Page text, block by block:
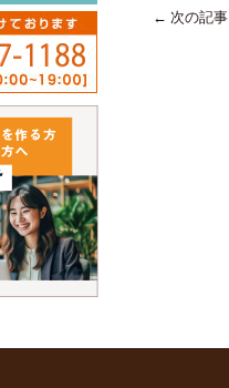
← 次の記事